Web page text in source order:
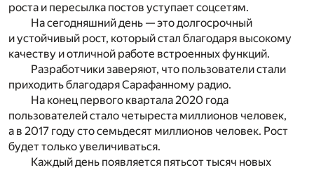
роста и пересылка постов уступает соцсетям.
На сегодняшний день — это долгосрочный
и устойчивый рост, который стал благодаря высокому
качеству и отличной работе встроенных функций.
Разработчики заверяют, что пользователи стали
приходить благодаря Сарафанному радио.
На конец первого квартала 2020 года
пользователей стало четыреста миллионов человек,
а в 2017 году сто семьдесят миллионов человек. Рост
будет только увеличиваться.
Каждый день появляется пятьсот тысяч новых